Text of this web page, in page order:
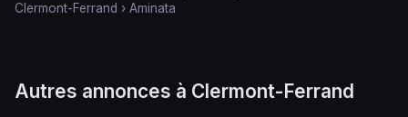
Clermont-Ferrand › Aminata
Autres annonces à Clermont-Ferrand